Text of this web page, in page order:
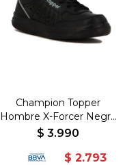
Champion Topper
Hombre X-Forcer Negro
Gris - Negro-Gris
$ 3.990
$ 2.793